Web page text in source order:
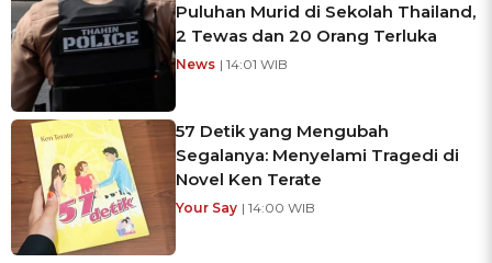
Puluhan Murid di Sekolah Thailand,
2 Tewas dan 20 Orang Terluka
News | 14:01 WIB
57 Detik yang Mengubah
Segalanya: Menyelami Tragedi di
Novel Ken Terate
Your Say | 14:00 WIB